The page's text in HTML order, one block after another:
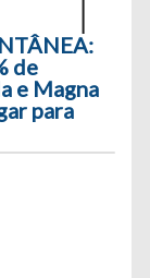
de
e Magna
para